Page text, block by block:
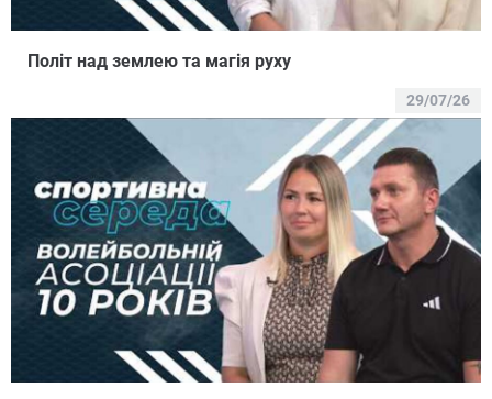
Політ над землею та магія руху
29/07/26